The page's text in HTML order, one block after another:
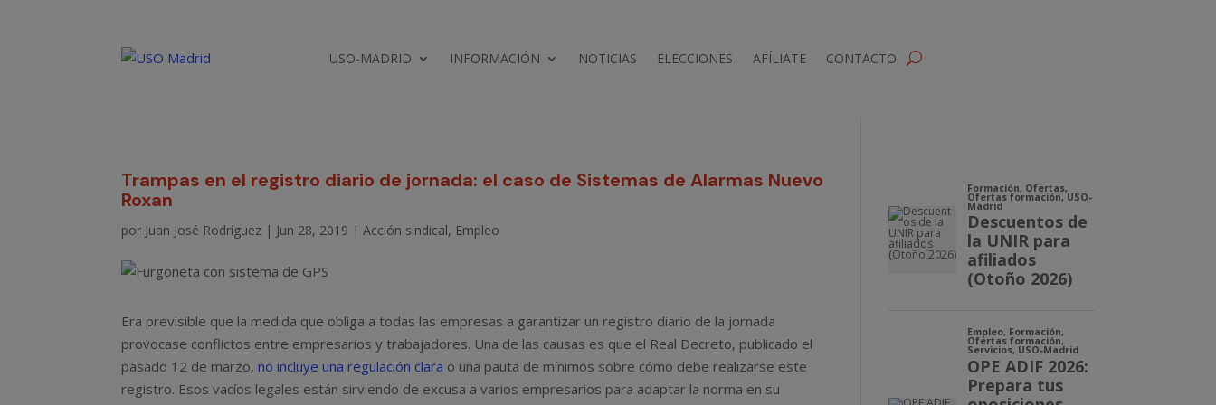
USO-MADRID INFORMACIÓN NOTICIAS ELECCIONES AFÍLIATE CONTACTO
Trampas en el registro diario de jornada: el caso de Sistemas de Alarmas Nuevo
Roxan
por Juan José Rodríguez | Jun 28, 2019 |Acción sindical, Empleo
Era previsible que la medida que obliga a todas las empresas a garantizar un registro diario de la jornada
provocase conflictos entre empresarios y trabajadores. Una de las causas es que el Real Decreto, publicado el
pasado 12 de marzo, no incluye una regulación clara o una pauta de mínimos sobre cómo debe realizarse este
registro. Esos vacíos legales están sirviendo de excusa a varios empresarios para adaptar la norma en su